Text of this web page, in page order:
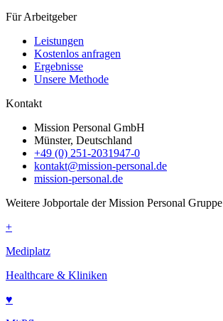
Für Arbeitgeber
Leistungen
Kostenlos anfragen
Ergebnisse
Unsere Methode
Kontakt
Mission Personal GmbH
Münster, Deutschland
+49 (0) 251-2031947-0
kontakt@mission-personal.de
mission-personal.de
Weitere Jobportale der Mission Personal Gruppe
+
Mediplatz
Healthcare & Kliniken
♥